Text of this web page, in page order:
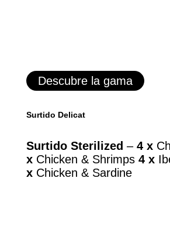
Descubre la gama
Surtido Delicat
Surtido Sterilized – 4 x
x Chicken & Shrimps 4 x
x Chicken & Sardine